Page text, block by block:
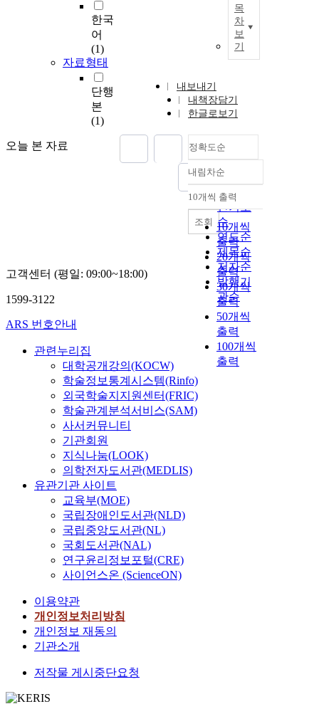
한국
어
(1)
자료형태
단행
본
(1)
오늘 본 자료
목
차
보
기
내보내기
내책장담기
한글로보기
정확도순
정확도
순
인기도
순
연도순
제목순
저자순
발행기
관순
내림차순
내림차순
10개씩 출력
10개씩
출력
20개씩
출력
30개씩
출력
50개씩
출력
100개씩
출력
조회
고객센터 (평일: 09:00~18:00)
1599-3122
ARS 번호안내
관련누리집
대학공개강의(KOCW)
학술정보통계시스템(Rinfo)
외국학술지지원센터(FRIC)
학술관계분석서비스(SAM)
사서커뮤니티
기관회원
지식나눔(LOOK)
의학전자도서관(MEDLIS)
유관기관 사이트
교육부(MOE)
국립장애인도서관(NLD)
국립중앙도서관(NL)
국회도서관(NAL)
연구윤리정보포털(CRE)
사이언스온 (ScienceON)
이용약관
개인정보처리방침
개인정보 재동의
기관소개
저작물 게시중단요청